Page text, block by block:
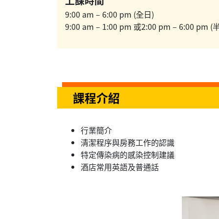
9:00 am – 6:00 pm (全日)
9:00 am – 1:00 pm 或2:00 pm – 6:00 pm (
課程介紹
行業簡介
清潔程序與房務工作的認識
特定傳染病的感染控制建議
酒店常用英語及普通話